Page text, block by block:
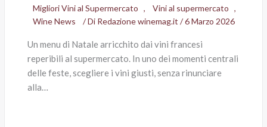
Migliori Vini al Supermercato , Vini al supermercato ,
Wine News
/ Di Redazione winemag.it /6 Marzo 2026
Un menu di Natale arricchito dai vini francesi
reperibili al supermercato. In uno dei momenti centrali
delle feste, scegliere i vini giusti, senza rinunciare
alla…